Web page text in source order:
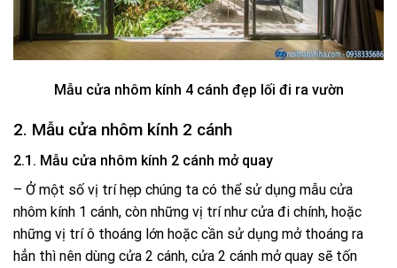
Mẫu cửa nhôm kính 4 cánh đẹp lối đi ra vườn
2. Mẫu cửa nhôm kính 2 cánh
2.1. Mẫu cửa nhôm kính 2 cánh mở quay
– Ở một số vị trí hẹp chúng ta có thể sử dụng mẫu cửa
nhôm kính 1 cánh, còn những vị trí như cửa đi chính, hoặc
những vị trí ô thoáng lớn hoặc cần sử dụng mở thoáng ra
hẳn thì nên dùng cửa 2 cánh, cửa 2 cánh mở quay sẽ tốn